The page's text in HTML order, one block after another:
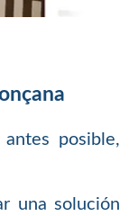
posible,
una solución